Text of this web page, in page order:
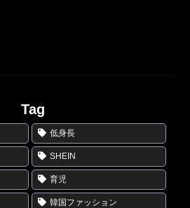
Tag
低身長
SHEIN
育児
韓国ファッション